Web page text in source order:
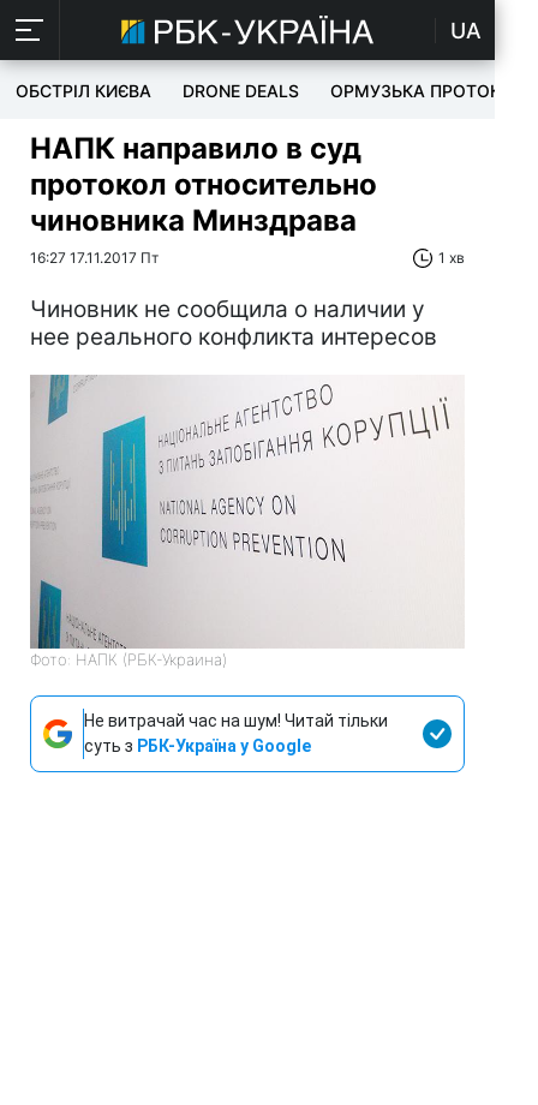
UA
ОБСТРІЛ КИЄВА DRONE DEALS ОРМУЗЬКА ПРОТОКА
НАПК направило в суд
протокол относительно
чиновника Минздрава
16:27 17.11.2017 Пт 1 хв
Чиновник не сообщила о наличии у
нее реального конфликта интересов
Фото: НАПК (РБК-Украина)
Не витрачай час на шум! Читай тільки
суть з РБК-Україна у Google